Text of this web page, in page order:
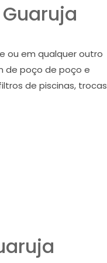
ou em qualquer outro
de poço de poço e
de piscinas, trocas